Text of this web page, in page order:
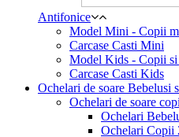
Antifonice
Model Mini - Copii
Carcase Casti Mini
Model Kids - Copii
Carcase Casti Kids
Ochelari de soare Bebelusi
Ochelari de soare
Ochelari
Ochelari Copii